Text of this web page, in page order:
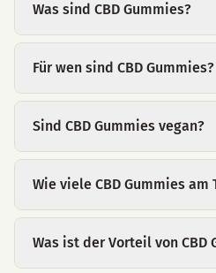
Was sind CBD Gummies?
Für wen sind CBD Gummies?
Sind CBD Gummies vegan?
Wie viele CBD Gummies am
Was ist der Vorteil von CBD